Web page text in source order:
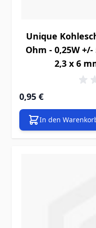
Unique
Ohm - 0,25W +/-
2,3 x 6
0,95 €
In den